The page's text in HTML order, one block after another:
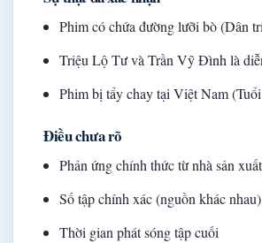
Phim có chứa đường lưỡi bò (Dân
Triệu Lộ Tư và Trần Vỹ Đình là
Phim bị tẩy chay tại Việt Nam
Điều chưa rõ
Phản ứng chính thức từ nhà sản
Số tập chính xác (nguồn khác nhau)
Thời gian phát sóng tập cuối